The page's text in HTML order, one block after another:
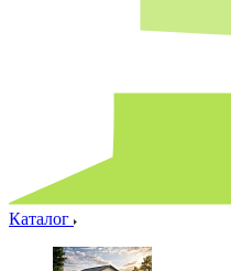
Каталог